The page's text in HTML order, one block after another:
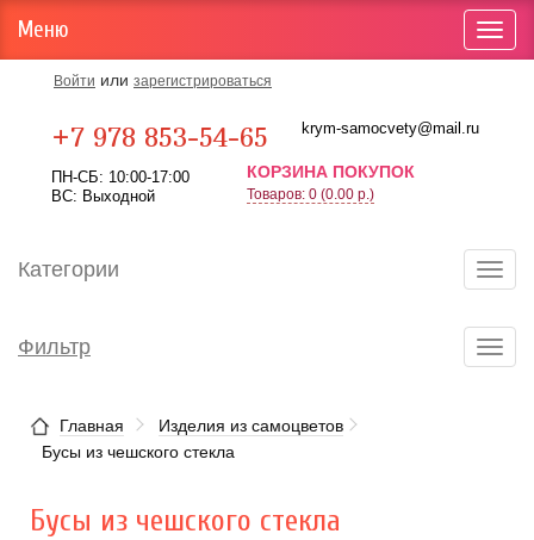
Войти или зарегистрироваться
+7 978 853-54-65 krym-samocvety@mail.ru
ПН-СБ: 10:00-17:00
ВС: Выходной
КОРЗИНА ПОКУПОК
Товаров: 0 (0.00 р.)
Меню
Категории
Фильтр
Главная
Изделия из самоцветов
Бусы из чешского стекла
Бусы из чешского стекла